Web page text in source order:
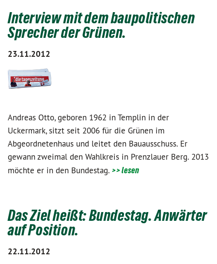
Interview mit dem baupolitischen
Sprecher der Grünen.
23.11.2012
Andreas Otto, geboren 1962 in Templin in der
Uckermark, sitzt seit 2006 für die Grünen im
Abgeordnetenhaus und leitet den Bauausschuss. Er
gewann zweimal den Wahlkreis in Prenzlauer Berg. 2013
möchte er in den Bundestag. >> lesen
Das Ziel heißt: Bundestag. Anwärter
auf Position.
22.11.2012